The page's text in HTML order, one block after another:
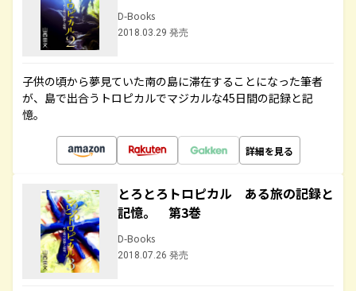
D-Books
2018.03.29 発売
子供の頃から夢見ていた南の島に滞在することになった筆者
が、島で出合うトロピカルでマジカルな45日間の記録と記
憶。
詳細を見る
とろとろトロピカル ある旅の記録と
記憶。 第3巻
D-Books
2018.07.26 発売